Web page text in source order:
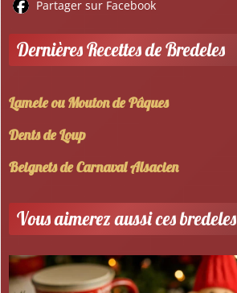
Partager sur Facebook
Dernières Recettes de Bredeles
Lamele ou Mouton de Pâques
Dents de Loup
Beignets de Carnaval Alsacien
Vous aimerez aussi ces bredeles